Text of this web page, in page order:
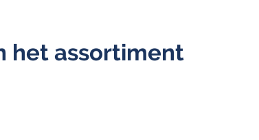
het assortiment